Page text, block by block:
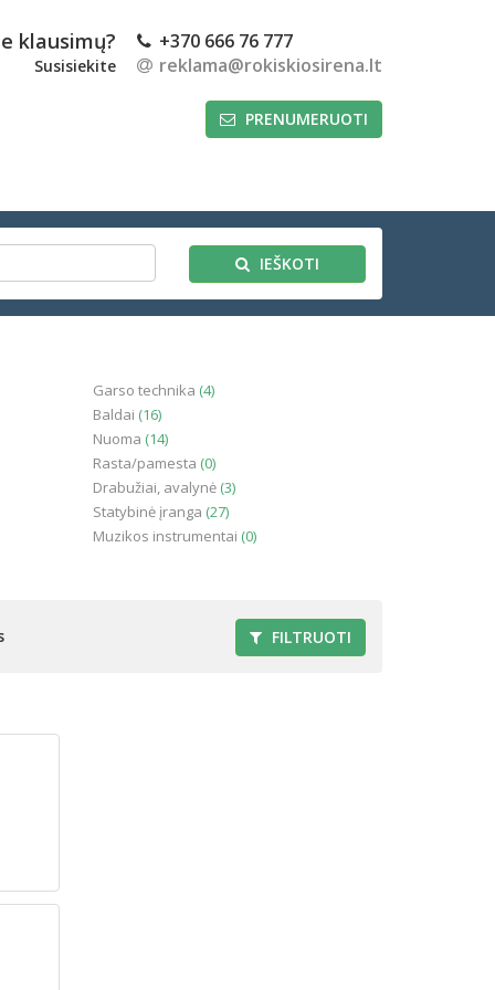
klausimų?
Susisiekite
+370 666 76 777
reklama@rokiskiosirena.lt
PRENUMERUOTI
IEŠKOTI
Garso technika (4)
Baldai (16)
Nuoma (14)
Rasta/pamesta (0)
Drabužiai, avalynė (3)
Statybinė įranga (27)
Muzikos instrumentai (0)
FILTRUOTI